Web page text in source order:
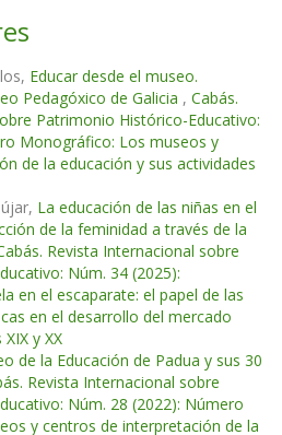
Educar desde el museo.
Pedagóxico de Galicia , Cabás.
Patrimonio Histórico-Educativo:
Monográfico: Los museos y
de la educación y sus actividades
La educación de las niñas en el
de la feminidad a través de la
Revista Internacional sobre
Núm. 34 (2025):
en el escaparate: el papel de las
en el desarrollo del mercado
y XX
de la Educación de Padua y sus 30
Revista Internacional sobre
Núm. 28 (2022): Número
y centros de interpretación de la